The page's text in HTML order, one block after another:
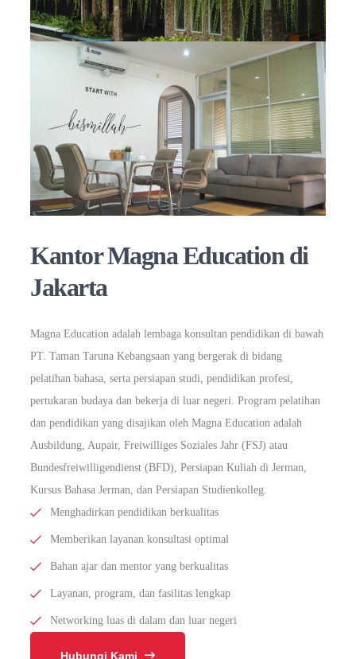
Kantor Magna Education di
Jakarta
Magna Education adalah lembaga konsultan pendidikan di bawah
PT. Taman Taruna Kebangsaan yang bergerak di bidang
pelatihan bahasa, serta persiapan studi, pendidikan profesi,
pertukaran budaya dan bekerja di luar negeri. Program pelatihan
dan pendidikan yang disajikan oleh Magna Education adalah
Ausbildung, Aupair, Freiwilliges Soziales Jahr (FSJ) atau
Bundesfreiwilligendienst (BFD), Persiapan Kuliah di Jerman,
Kursus Bahasa Jerman, dan Persiapan Studienkolleg.
Menghadirkan pendidikan berkualitas
Memberikan layanan konsultasi optimal
Bahan ajar dan mentor yang berkualitas
Layanan, program, dan fasilitas lengkap
Networking luas di dalam dan luar negeri
Hubungi Kami